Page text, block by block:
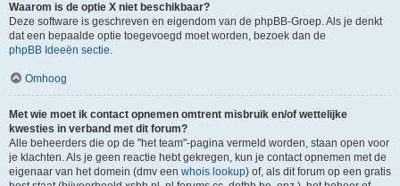
Waarom is de optie X niet beschikbaar?
Deze software is geschreven en eigendom van de phpBB-Groep. Als je denkt
dat een bepaalde optie toegevoegd moet worden, bezoek dan de
phpBB Ideeën sectie.
Omhoog
Met wie moet ik contact opnemen omtrent misbruik en/of wettelijke
kwesties in verband met dit forum?
Alle beheerders die op de "het team"-pagina vermeld worden, staan open voor
je klachten. Als je geen reactie hebt gekregen, kun je contact opnemen met de
eigenaar van het domein (dmv een whois lookup) of, als dit forum op een gratis